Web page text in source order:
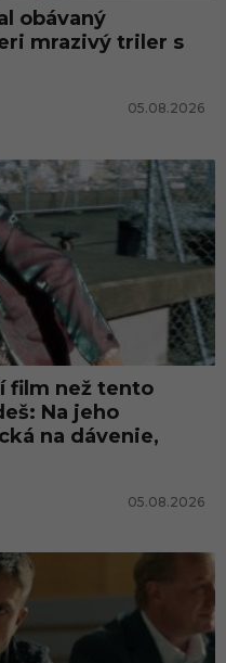
obávaný
mrazivý triler s
05.08.2026
film než tento
Na jeho
na dávenie,
05.08.2026